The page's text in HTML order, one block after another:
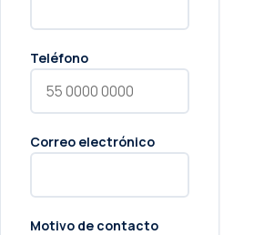
Teléfono
Correo electrónico
Motivo de contacto